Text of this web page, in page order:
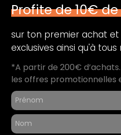
Profite de 10€
sur ton premier achat
exclusives ainsi qu'à
*A partir de 200€
les offres promotionnelles